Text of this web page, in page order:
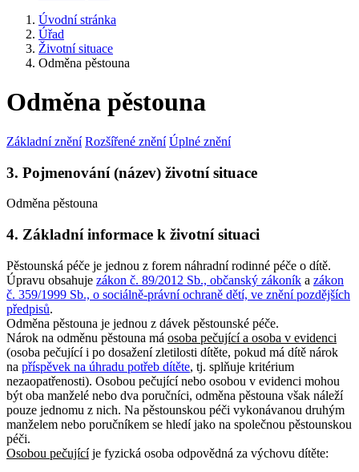
Úvodní stránka
Úřad
Životní situace
Odměna pěstouna
Odměna pěstouna
Základní znění Rozšířené znění Úplné znění
3. Pojmenování (název) životní situace
Odměna pěstouna
4. Základní informace k životní situaci
Pěstounská péče je jednou z forem náhradní rodinné péče o dítě.
Úpravu obsahuje zákon č. 89/2012 Sb., občanský zákoník a zákon
č. 359/1999 Sb., o sociálně-právní ochraně dětí, ve znění pozdějších
předpisů.
Odměna pěstouna je jednou z dávek pěstounské péče.
Nárok na odměnu pěstouna má osoba pečující a osoba v evidenci
(osoba pečující i po dosažení zletilosti dítěte, pokud má dítě nárok
na příspěvek na úhradu potřeb dítěte, tj. splňuje kritérium
nezaopatřenosti). Osobou pečující nebo osobou v evidenci mohou
být oba manželé nebo dva poručníci, odměna pěstouna však náleží
pouze jednomu z nich. Na pěstounskou péči vykonávanou druhým
manželem nebo poručníkem se hledí jako na společnou pěstounskou
péči.
Osobou pečujícíje fyzická osoba odpovědná za výchovu dítěte: